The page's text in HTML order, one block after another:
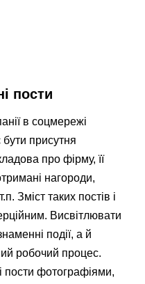
пости
в соцмережі
присутня
про фірму, її
нагороди,
Зміст таких постів і
Висвітлювати
події, а й
робочий процес.
пости фотографіями,